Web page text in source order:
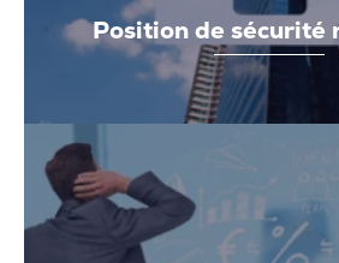
Position de sécurité